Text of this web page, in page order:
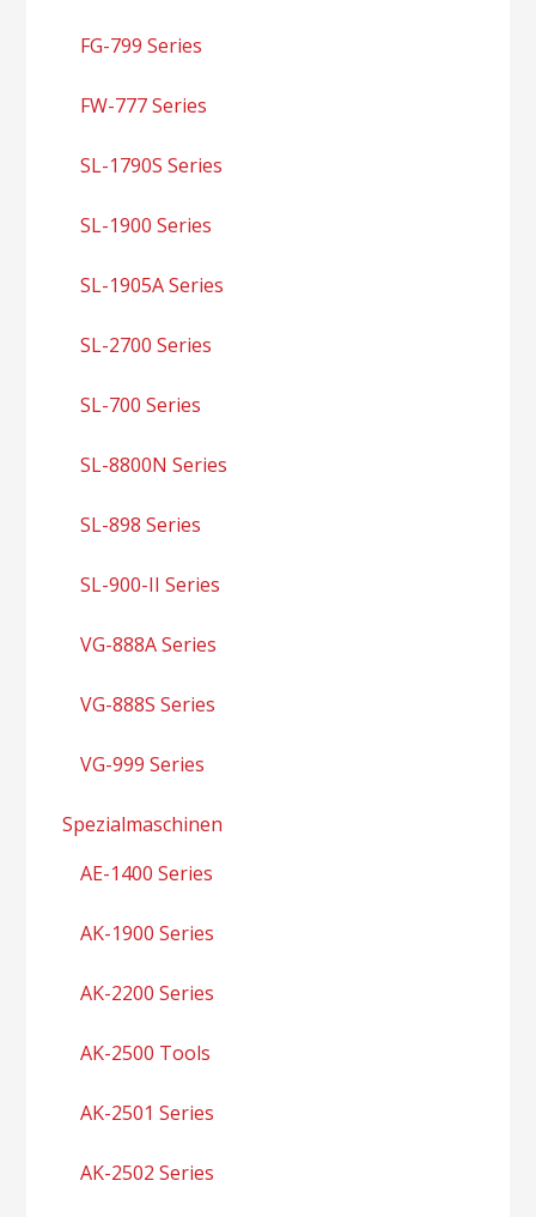
FG-799 Series
FW-777 Series
SL-1790S Series
SL-1900 Series
SL-1905A Series
SL-2700 Series
SL-700 Series
SL-8800N Series
SL-898 Series
SL-900-II Series
VG-888A Series
VG-888S Series
VG-999 Series
Spezialmaschinen
AE-1400 Series
AK-1900 Series
AK-2200 Series
AK-2500 Tools
AK-2501 Series
AK-2502 Series